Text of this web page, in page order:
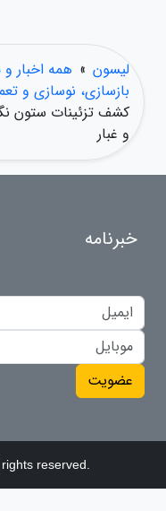
لیسون » همه اخبار و
بازسازی، نوسازی و
کشف تزئینات ستون
و غبار
خبرنامه
عضویت
reserved.